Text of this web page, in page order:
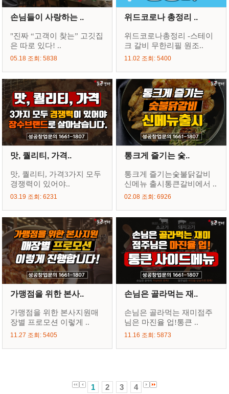
손님들이 사랑하는 ..
"진짜 “고객이 찾는” 고깃집
은 따로 있다! ..
05.18 조회: 5838
위드코로나 총정리 ..
위드코로나총정리 -스테이
크 갈비 무한리필 원조..
11.02 조회: 5400
맛, 퀄리티, 가격..
맛, 퀄리티, 가격3가지 모두
경쟁력이 있어야..
03.19 조회: 6231
통크게 즐기는 숯..
통크게 즐기는숯불닭갈비
신메뉴 출시통큰갈비에서 ..
02.08 조회: 6926
가맹점을 위한 본사..
가맹점을 위한 본사지원매
장별 프로모션 이렇게 ..
11.27 조회: 5405
손님은 골라먹는 재..
손님은 골라먹는 재미점주
님은 마진율 업!통큰 ..
11.16 조회: 5873
1 2 3 4